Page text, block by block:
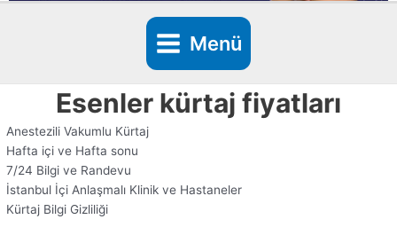
Menü
Esenler kürtaj fiyatları
Anestezili Vakumlu Kürtaj
Hafta içi ve Hafta sonu
7/24 Bilgi ve Randevu
İstanbul İçi Anlaşmalı Klinik ve Hastaneler
Kürtaj Bilgi Gizliliği